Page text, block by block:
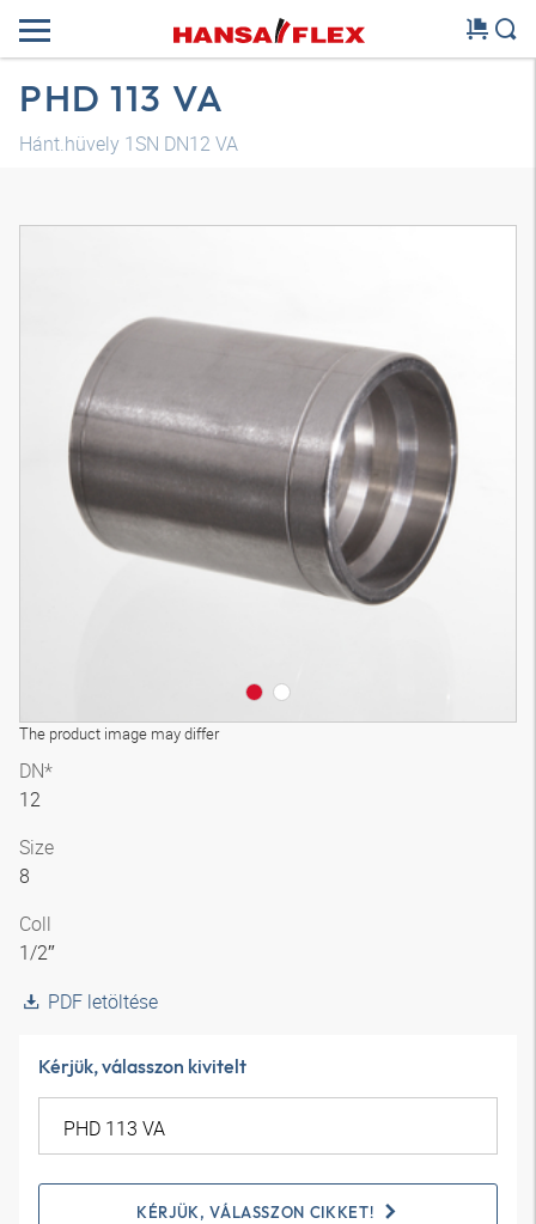
PHD 113 VA
Hánt.hüvely 1SN DN12 VA
The product image may differ
DN*
12
Size
8
Coll
1/2″
PDF letöltése
Kérjük, válasszon kivitelt
KÉRJÜK, VÁLASSZON CIKKET!